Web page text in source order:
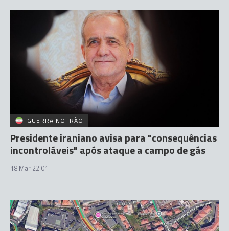
GUERRA NO IRÃO
Presidente iraniano avisa para "consequências
incontroláveis" após ataque a campo de gás
18 Mar 22:01